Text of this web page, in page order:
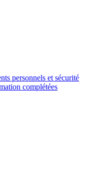
personnels et sécurité
complétées